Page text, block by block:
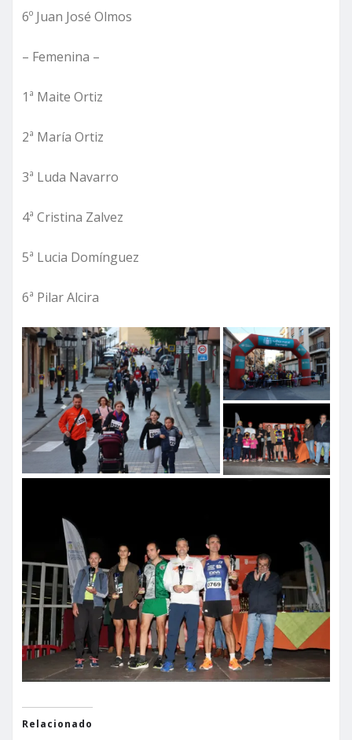
6º Juan José Olmos
– Femenina –
1ª Maite Ortiz
2ª María Ortiz
3ª Luda Navarro
4ª Cristina Zalvez
5ª Lucia Domínguez
6ª Pilar Alcira
Relacionado